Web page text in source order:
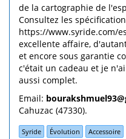
de la cartographie de
Consultez les
https://www.syride.com/
excellente affaire,
et encore sous garantie
c'était un cadeau et je
aussi complet.
Email:
Cahuzac (47330).
Syride Évolution Accessoire